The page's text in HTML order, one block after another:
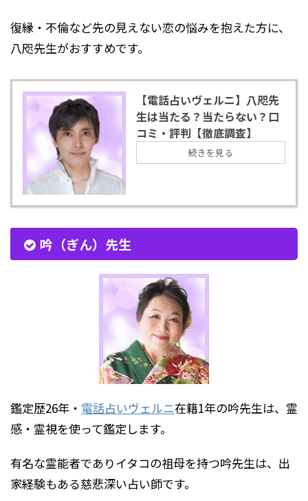
復縁・不倫など先の見えない恋の悩みを抱えた方に、
八咫先生がおすすめです。
【電話占いヴェルニ】八咫先
生は当たる？当たらない？口
コミ・評判【徹底調査】
続きを見る
吟（ぎん）先生
鑑定歴26年・ 電話占いヴェルニ在籍1年の吟先生は、霊
感・霊視を使って鑑定します。
有名な霊能者でありイタコの祖母を持つ吟先生は、出
家経験もある慈悲深い占い師です。